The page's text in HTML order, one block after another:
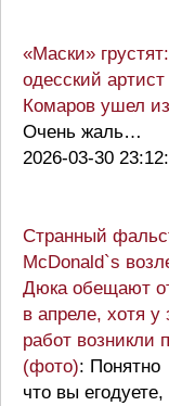
«Маски»
одесский
Комаров ушел
Очень жаль…
2026-03-30
Странный
McDonald`s
Дюка обещают
в апреле, хотя у
работ возникли
(фото): Понятно
что вы егодуете,